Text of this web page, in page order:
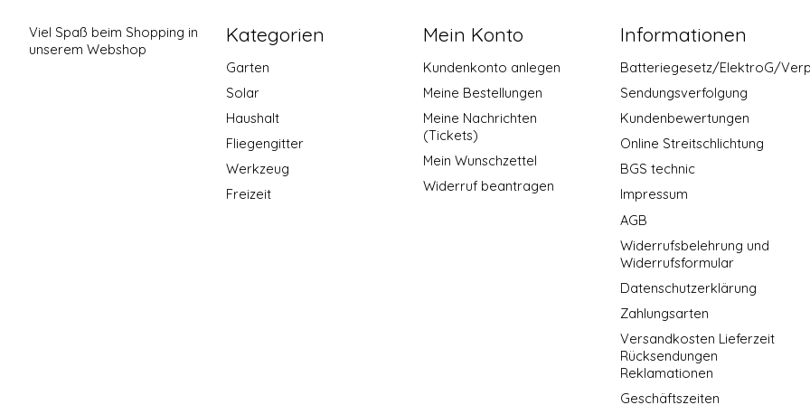
Viel Spaß beim Shopping in
unserem Webshop
Kategorien
Garten
Solar
Haushalt
Fliegengitter
Werkzeug
Freizeit
Mein Konto
Kundenkonto anlegen
Meine Bestellungen
Meine Nachrichten
(Tickets)
Mein Wunschzettel
Widerruf beantragen
Informationen
Batteriegesetz/ElektroG/
Sendungsverfolgung
Kundenbewertungen
Online Streitschlichtung
BGS technic
Impressum
AGB
Widerrufsbelehrung und
Widerrufsformular
Datenschutzerklärung
Zahlungsarten
Versandkosten Lieferzeit
Rücksendungen
Reklamationen
Geschäftszeiten